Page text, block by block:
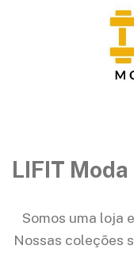
LIFIT
Somos uma loja
Nossas coleções